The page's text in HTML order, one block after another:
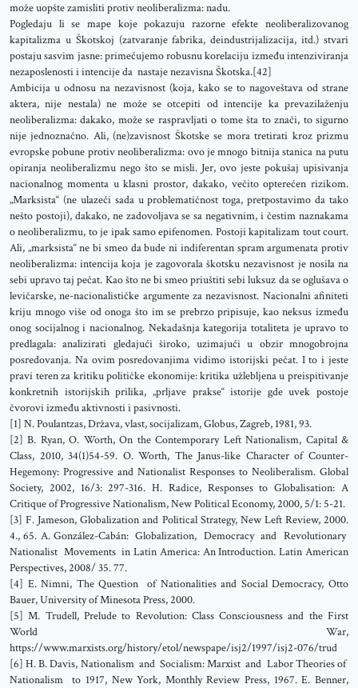
može uopšte zamisliti protiv neoliberalizma: nadu.
Pogledaju li se mape koje pokazuju razorne efekte neoliberalizovanog
kapitalizma u Škotskoj (zatvaranje fabrika, deindustrijalizacija, itd.) stvari
postaju sasvim jasne: primećujemo robusnu korelaciju između intenziviranja
nezaposlenosti i intencije da nastaje nezavisna Škotska.[42]
Ambicija u odnosu na nezavisnost (koja, kako se to nagoveštava od strane
aktera, nije nestala) ne može se otcepiti od intencije ka prevazilaženju
neoliberalizma: dakako, može se raspravljati o tome šta to znači, to sigurno
nije jednoznačno. Ali, (ne)zavisnost Škotske se mora tretirati kroz prizmu
evropske pobune protiv neoliberalizma: ovo je mnogo bitnija stanica na putu
opiranja neoliberalizmu nego što se misli. Jer, ovo jeste pokušaj upisivanja
nacionalnog momenta u klasni prostor, dakako, večito opterećen rizikom.
„Marksista“ (ne ulazeći sada u problematičnost toga, pretpostavimo da tako
nešto postoji), dakako, ne zadovoljava se sa negativnim, i čestim naznakama
o neoliberalizmu, to je ipak samo epifenomen. Postoji kapitalizam tout court.
Ali, „marksista“ ne bi smeo da bude ni indiferentan spram argumenata protiv
neoliberalizma: intencija koja je zagovorala škotsku nezavisnost je nosila na
sebi upravo taj pečat. Kao što ne bi smeo priuštiti sebi luksuz da se oglušava o
levičarske, ne-nacionalističke argumente za nezavisnost. Nacionalni afiniteti
kriju mnogo više od onoga što im se prebrzo pripisuje, kao neksus između
onog socijalnog i nacionalnog. Nekadašnja kategorija totaliteta je upravo to
predlagala: analizirati gledajući široko, uzimajući u obzir mnogobrojna
posredovanja. Na ovim posredovanjima vidimo istorijski pečat. I to i jeste
pravi teren za kritiku političke ekonomije: kritika užlebljena u preispitivanje
konkretnih istorijskih prilika, „prljave prakse“ istorije gde uvek postoje
čvorovi između aktivnosti i pasivnosti.
[1] N. Poulantzas, Država, vlast, socijalizam, Globus, Zagreb, 1981, 93.
[2] B. Ryan, O. Worth, On the Contemporary Left Nationalism, Capital &
Class, 2010, 34(1)54-59. O. Worth, The Janus-like Character of Counter-
Hegemony: Progressive and Nationalist Responses to Neoliberalism. Global
Society, 2002, 16/3: 297-316. H. Radice, Responses to Globalisation: A
Critique of Progressive Nationalism, New Political Economy, 2000, 5/1: 5-21.
[3] F. Jameson, Globalization and Political Strategy, New Left Review, 2000.
4., 65. A. González-Cabán: Globalization, Democracy and Revolutionary
Nationalist Movements in Latin America: An Introduction. Latin American
Perspectives, 2008/ 35. 77.
[4] E. Nimni, The Question of Nationalities and Social Democracy, Otto
Bauer, University of Minesota Press, 2000.
[5] M. Trudell, Prelude to Revolution: Class Consciousness and the First
World War,
https://www.marxists.org/history/etol/newspape/isj2/1997/isj2-076/trud
[6] H. B. Davis, Nationalism and Socialism: Marxist and Labor Theories of
Nationalism to 1917, New York, Monthly Review Press, 1967. E. Benner,